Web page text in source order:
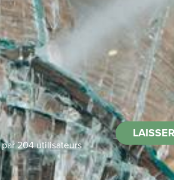
par204utilisateurs